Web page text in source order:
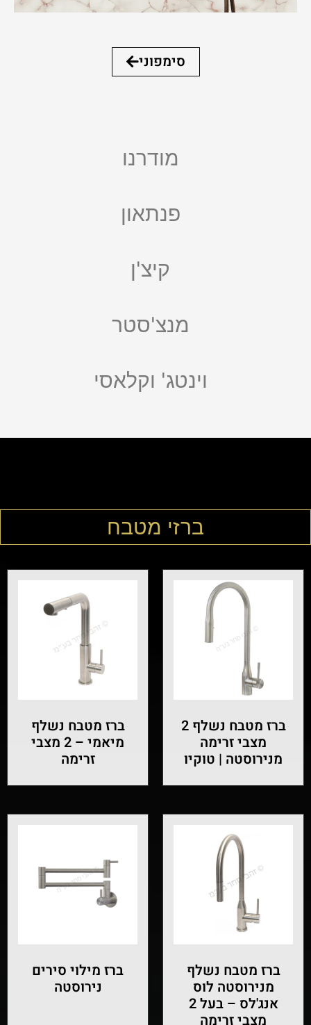
מודרנו
פנתאון
קיצ'ן
מנצ'סטר
וינטג' וקלאסי
סימפוני
ברזי מטבח
ברז מטבח נשלף 2
מצבי זרימה
מנירוסטה | טוקיו
ברז מטבח נשלף
מיאמי – 2 מצבי
זרימה
ברז מטבח נשלף
מנירוסטה לוס
אנג'לס – בעל 2
מצבי זרימה
ברז מילוי סירים
נירוסטה